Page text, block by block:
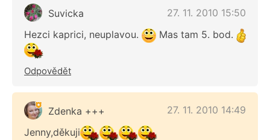
Suvicka
27. 11. 2010 15:50
Hezci kaprici, neuplavou.
Mas tam 5. bod.
Odpovědět
Zdenka +++
27. 11. 2010 14:49
Jenny,děkuji